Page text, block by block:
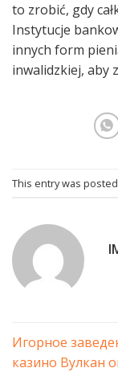
to zrobić, gdy
Instytucje
innych form
inwalidzkiej, aby
This entry was
Игорное
казино Вулкан